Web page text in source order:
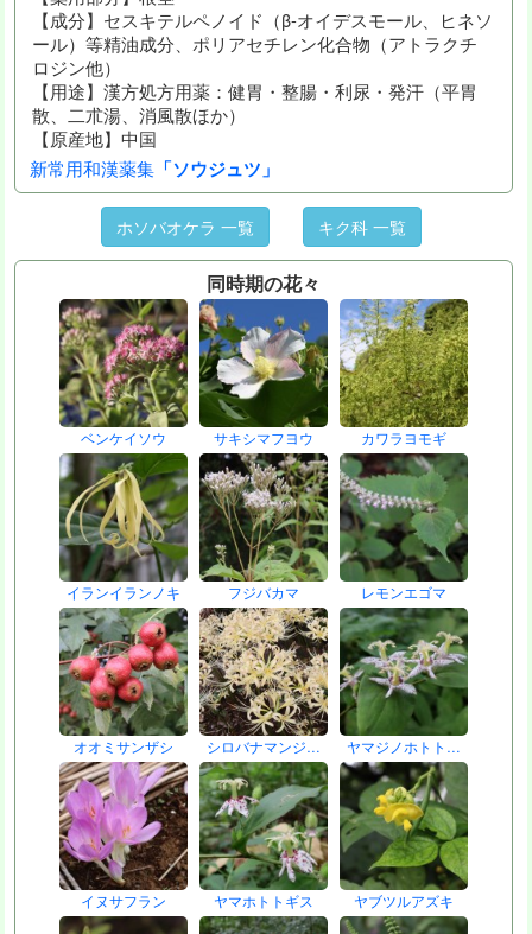
【成分】セスキテルペノイド（β-オイデスモール、ヒネソ
ール）等精油成分、ポリアセチレン化合物（アトラクチ
ロジン他）
【用途】漢方処方用薬：健胃・整腸・利尿・発汗（平胃
散、二朮湯、消風散ほか）
【原産地】中国
新常用和漢薬集 「ソウジュツ」
ホソバオケラ 一覧 キク科 一覧
同時期の花々
ベンケイソウ サキシマフヨウ カワラヨモギ
イランイランノキ フジバカマ レモンエゴマ
オオミサンザシ シロバナマンジ… ヤマジノホトト…
イヌサフラン ヤマホトトギス ヤブツルアズキ